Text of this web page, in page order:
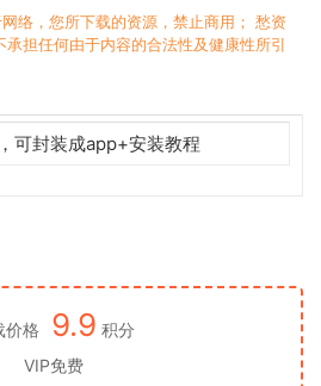
络，您所下载的资源，禁止商用； 愁资
担任何由于内容的合法性及健康性所引
，可封装成app+安装教程
价格 9.9 积分
VIP免费